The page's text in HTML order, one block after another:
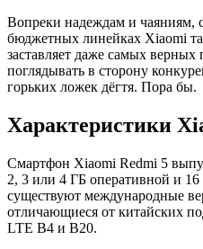
Вопреки надеждам и чаяниям,
бюджетных линейках Xiaomi
заставляет даже самых
поглядывать в сторону
горьких ложек дёгтя. Пора бы.
Характеристики
Смартфон Xiaomi Redmi 5
2, 3 или 4 ГБ оперативной и
существуют международные
отличающиеся от китайских
LTE B4 и B20.